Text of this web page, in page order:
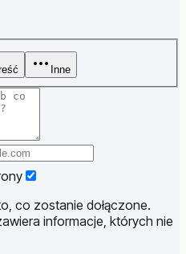
Inne
co zostanie dołączone.
informacje, których nie